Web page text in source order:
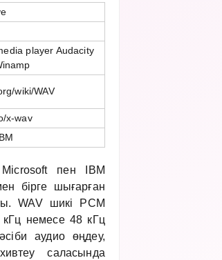
player Audacity
wiki/WAV
x-wav
пен IBM
бірге шығарған
WAV шикі PCM
кГц немесе 48 кГц
аудио өңдеу,
саласында